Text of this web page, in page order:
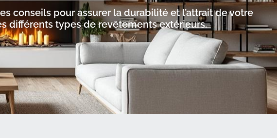
conseils pour assurer la durabilité et l’attrait de votre
différents types de revêtements extérieurs.